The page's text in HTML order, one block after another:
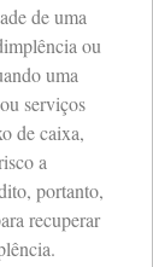
de uma
ou
uma
serviços
de caixa,
a
portanto,
recuperar